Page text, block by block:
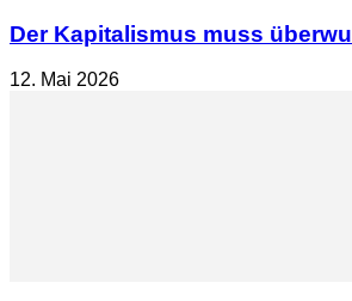
Der Kapitalismus muss
12. Mai 2026